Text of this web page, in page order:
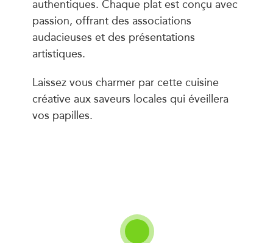
authentiques. Chaque plat est conçu avec
passion, offrant des associations
audacieuses et des présentations
artistiques.
Laissez vous charmer par cette cuisine
créative aux saveurs locales qui éveillera
vos papilles.